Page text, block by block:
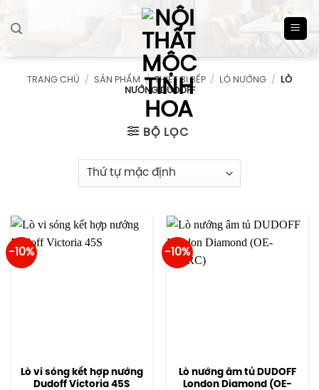
TRANG CHỦ / SẢN PHẨM / THIẾT BỊ BẾP / LÒ NƯỚNG /
LÒ
NƯỚNG DUDOFF
BỘ LỌC
-10%
Lò vi sóng kết hợp nướng
Dudoff Victoria 45S
-10%
Lò nướng âm tủ DUDOFF
London Diamond (OE-